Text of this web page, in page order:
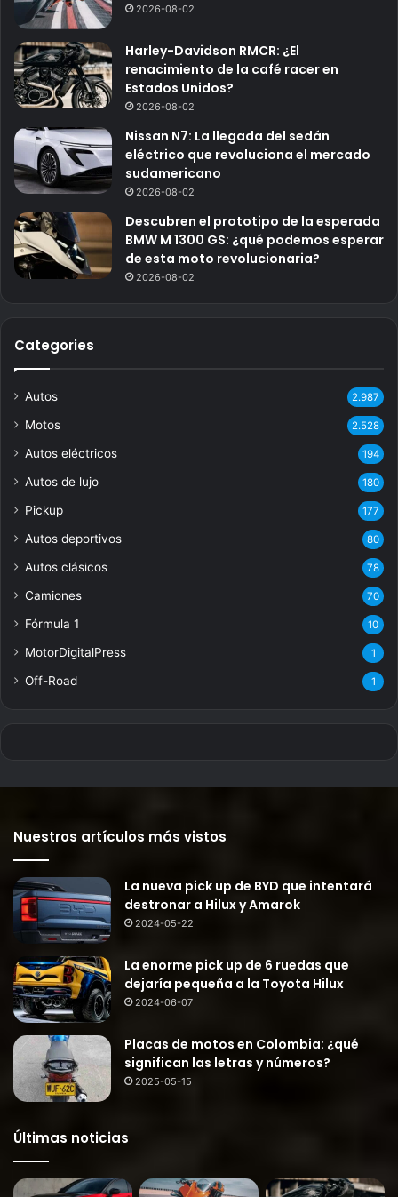
2026-08-02
Harley-Davidson RMCR: ¿El
renacimiento de la café racer en
Estados Unidos?
2026-08-02
Nissan N7: La llegada del sedán
eléctrico que revoluciona el mercado
sudamericano
2026-08-02
Descubren el prototipo de la esperada
BMW M 1300 GS: ¿qué podemos esperar
de esta moto revolucionaria?
2026-08-02
Categories
Autos 2.987
Motos 2.528
Autos eléctricos 194
Autos de lujo 180
Pickup 177
Autos deportivos 80
Autos clásicos 78
Camiones 70
Fórmula 1 10
MotorDigitalPress 1
Off-Road 1
Nuestros artículos más vistos
La nueva pick up de BYD que intentará
destronar a Hilux y Amarok
2024-05-22
La enorme pick up de 6 ruedas que
dejaría pequeña a la Toyota Hilux
2024-06-07
Placas de motos en Colombia: ¿qué
significan las letras y números?
2025-05-15
Últimas noticias